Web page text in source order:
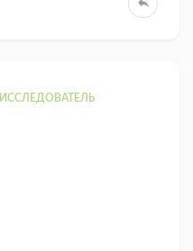
ИССЛЕДОВАТЕЛЬ